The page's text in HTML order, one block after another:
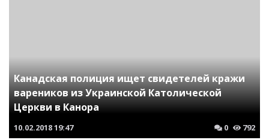
Канадская полиция ищет свидетелей кражи
вареников из Украинской Католической
Церкви в Канора
10.02.201819:47 0 792